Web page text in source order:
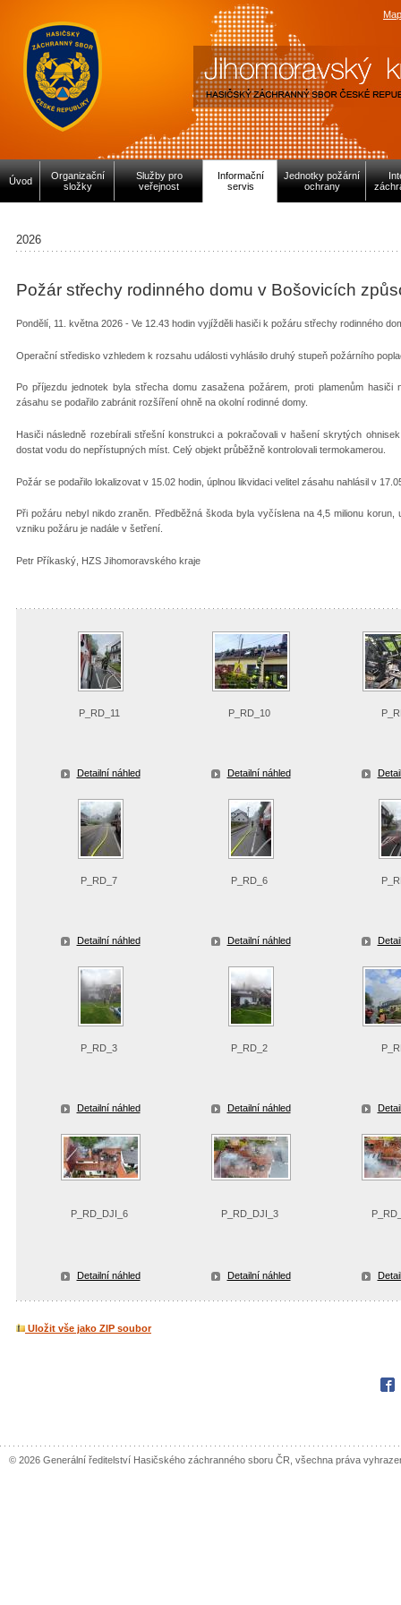
Úvod
Organizační
složky
Služby pro
veřejnost
Informační
servis
Jednotky požární
ochrany
2026
Požár střechy rodinného domu v Bošovicích
Pondělí, 11. května 2026 - Ve 12.43 hodin vyjížděli hasiči k požáru střechy rodinného
Operační středisko vzhledem k rozsahu události vyhlásilo druhý stupeň požárního
Po příjezdu jednotek byla střecha domu zasažena požárem, proti plamenům
zásahu se podařilo zabránit rozšíření ohně na okolní rodinné domy.
Hasiči následně rozebírali střešní konstrukci a pokračovali v hašení skrytých
dostat vodu do nepřístupných míst. Celý objekt průběžně kontrolovali termokamerou.
Požár se podařilo lokalizovat v 15.02 hodin, úplnou likvidaci velitel zásahu nahlásil v
Při požáru nebyl nikdo zraněn. Předběžná škoda byla vyčíslena na 4,5 milionu
vzniku požáru je nadále v šetření.
Petr Příkaský, HZS Jihomoravského kraje
P_RD_11
Detailní náhled
P_RD_10
Detailní náhled
P_RD_7
Detailní náhled
P_RD_6
Detailní náhled
P_RD_3
Detailní náhled
P_RD_2
Detailní náhled
P_RD_DJI_6
Detailní náhled
P_RD_DJI_3
Detailní náhled
Uložit vše jako ZIP soubor
© 2026 Generální ředitelství Hasičského záchranného sboru ČR, všechna práva